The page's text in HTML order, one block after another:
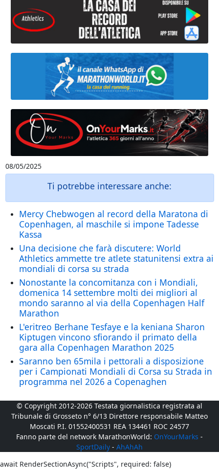
08/05/2025
Ti potrebbe interessare anche:
Mercy Chebwogen al record della Maratona di
Copenhagen, al maschile si impone Tadesse
Kassa
Una decisione che farà discutere: World
Athletics ammette tre atlete statunitensi extra ai
mondiali di corsa su strada
Nonostante la concomitanza con i Mondiali,
domenica 14 settembre molti dei migliori al
mondo saranno al via della Copenhagen Half
Marathon
L'eritreo Berhane Tesfaye e la keniana Sharon
Kiptugen vincono sfiorando il primato della
gara alla Copenhagen Marathon 2025
Saranno ben 65mila i pettorali a disposizione
per i Campionati Mondiali di Corsa su Strada in
programma nel 2026 a Copenaghen
© Copyright 2012-2026 Testata giornalistica registrata al
Tribunale di Grosseto n° 6/13 Direttore responsabile Matteo
Moscati P.I. 01552400531 REA 134461 ROC 24577
Fanno parte del network MarathonWorld: OnYourMarks -
SportDaily - AhAhAh
await RenderSectionAsync("Scripts", required: false)